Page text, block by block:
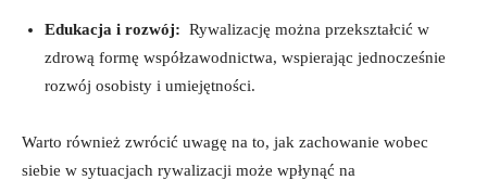
Edukacja i rozwój: ⁤ Rywalizację można ⁣przekształcić w ​
zdrową formę ⁤współzawodnictwa, wspierając jednocześnie
rozwój osobisty i umiejętności.
Warto również zwrócić uwagę na to, jak zachowanie⁢ wobec
siebie⁤ w ​sytuacjach​ rywalizacji może wpłynąć na